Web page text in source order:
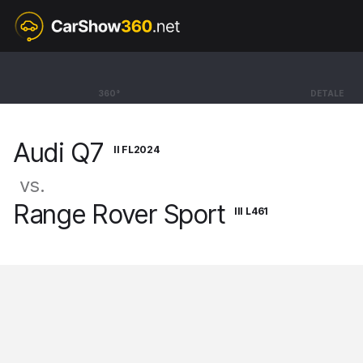
360° DETALE
Audi Q7 II FL2024
vs.
Range Rover Sport III L461